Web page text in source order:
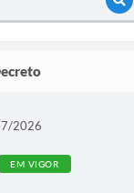
2026
EM VIGOR